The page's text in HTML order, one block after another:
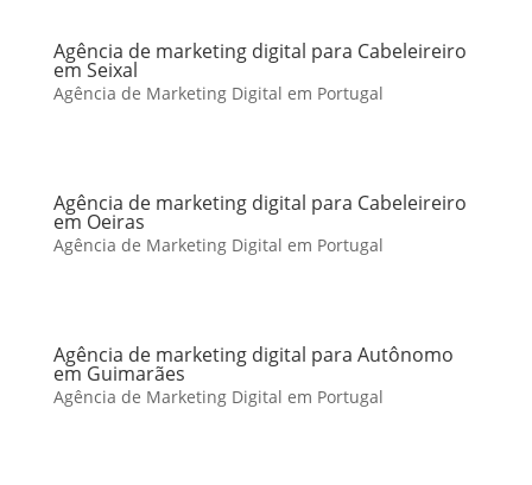
Agência de marketing digital para Cabeleireiro
em Seixal
Agência de Marketing Digital em Portugal
Agência de marketing digital para Cabeleireiro
em Oeiras
Agência de Marketing Digital em Portugal
Agência de marketing digital para Autônomo
em Guimarães
Agência de Marketing Digital em Portugal